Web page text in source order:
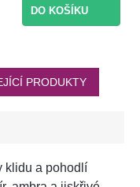
DO KOŠÍKU
PRODUKTY
klidu a pohodlí